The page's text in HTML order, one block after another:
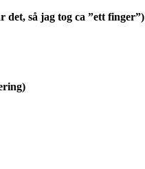
det, så jag tog ca ”ett finger”)